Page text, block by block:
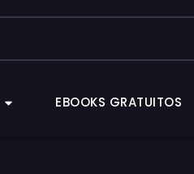
EBOOKS GRATUITOS